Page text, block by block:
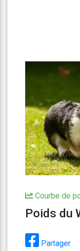
Courbe de
Poids du
Partager